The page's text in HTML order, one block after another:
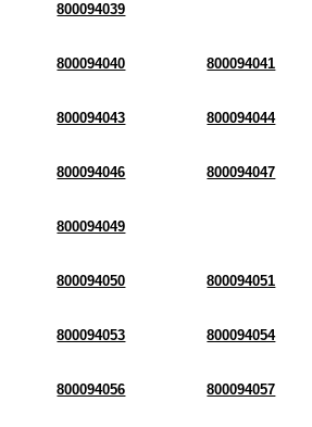
800094039
800094040 800094041
800094043 800094044
800094046 800094047
800094049
800094050 800094051
800094053 800094054
800094056 800094057